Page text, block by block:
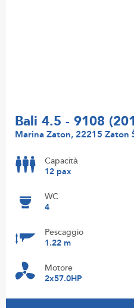
Bali 4.5 - 9108
Marina Zaton, 22215 Zaton
Capacità
12 pax
WC
4
Pescaggio
1.22 m
Motore
2x57.0HP